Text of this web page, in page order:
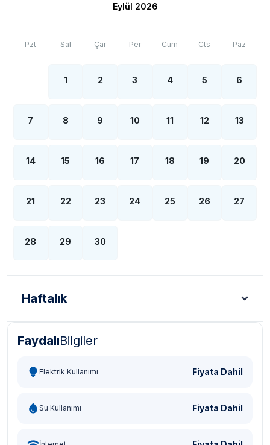
Eylül 2026
Pzt Sal Çar Per Cum Cts Paz
1 2 3 4 5 6
7 8 9 10 11 12 13
14 15 16 17 18 19 20
21 22 23 24 25 26 27
28 29 30
Haftalık
Türk Lirası - TL
FaydalıBilgiler
Elektrik Kullanımı Fiyata Dahil
Su Kullanımı Fiyata Dahil